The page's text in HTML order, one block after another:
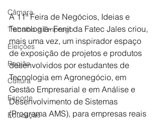
Câmara
Trabalho e Emprego
Eleições
Região
Cultura
Esporte
Educação
A 11ª Feira de Negócios, Ideias e
Tecnologia- Fenit da Fatec Jales criou,
mais uma vez, um inspirador espaço
de exposição de projetos e produtos
desenvolvidos por estudantes de
Tecnologia em Agronegócio, em
Gestão Empresarial e em Análise e
Desenvolvimento de Sistemas
(Programa AMS), para empresas reais